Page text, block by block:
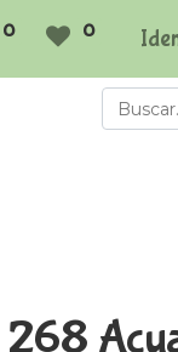
0 0
268